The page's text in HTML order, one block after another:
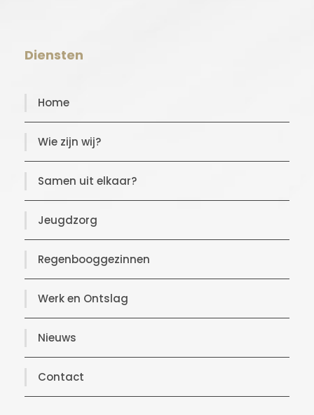
Diensten
Home
Wie zijn wij?
Samen uit elkaar?
Jeugdzorg
Regenbooggezinnen
Werk en Ontslag
Nieuws
Contact